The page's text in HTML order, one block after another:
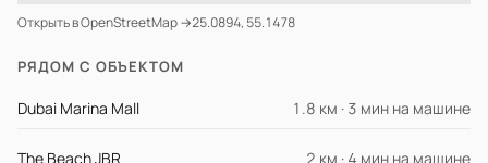
Открыть в OpenStreetMap →25.0894, 55.1478
РЯДОМ С ОБЪЕКТОМ
Dubai Marina Mall 1.8 км · 3 мин на машине
The Beach JBR 2 км · 4 мин на машине